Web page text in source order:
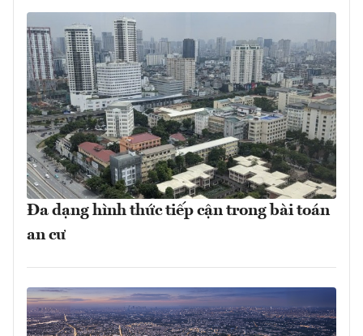
Đa dạng hình thức tiếp cận trong bài toán
an cư